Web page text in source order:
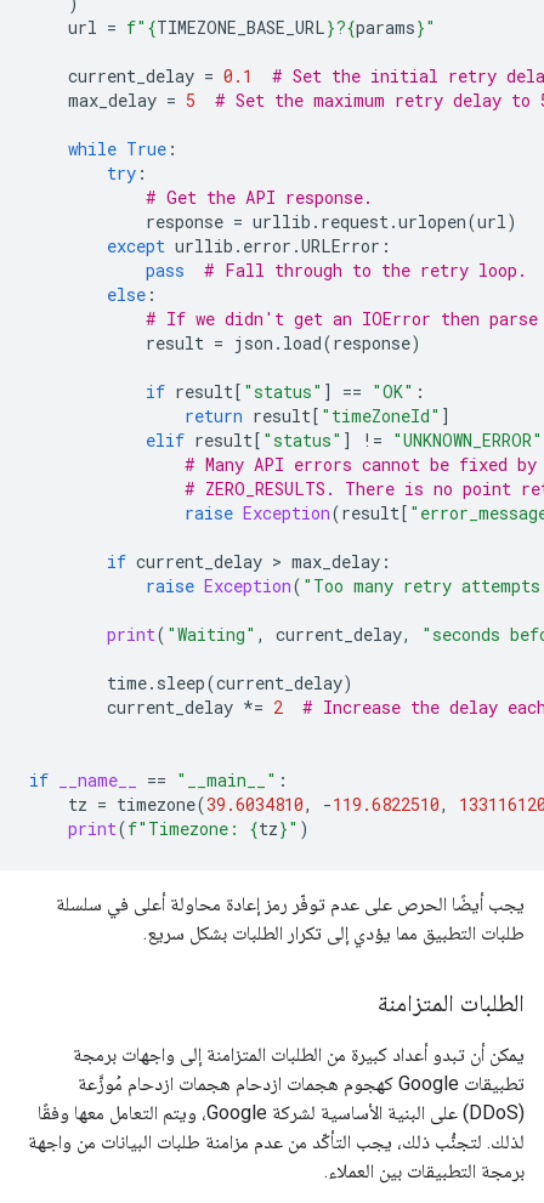
url = f" {TIMEZONE_BASE_URL}?{params}"
current_delay = 0.1
# Set the initial retry
max_delay = 5 # Set the maximum retry delay to
while True :
try :
# Get the API response.
response = urllib . request.urlopen(url)
except urllib . error .URLError :
pass
# Fall through to the retry loop.
else :
# If we didn't get an IOError then
result = json . load(response)
if result[ "status" ] == "OK" :
return result[ "timeZoneId" ]
elif result[ "status" ] != "UNKNOWN_ERROR"
# Many API errors cannot be fixed by
# ZERO_RESULTS. There is no point
raise Exception(result[
if current_delay > max_delay :
raise Exception( "Too many retry
print( "Waiting" , current_delay, "seconds
time. sleep(current_delay)
current_delay *= 2 # Increase the delay
if __name__ == "__main__" :
tz = timezone(39.6034810, -119.6822510,
print(f"Timezone: {tz}" )
يجب أيضًا الحرص على عدم توفّر رمز إعادة محاولة أعلى في سلسلة
طلبات التطبيق مما يؤدي إلى تكرار الطلبات بشكل سريع.
الطلبات المتزامنة
يمكن أن تبدو أعداد كبيرة من الطلبات المتزامنة إلى واجهات برمجة
تطبيقات Google كهجوم هجمات ازدحام هجمات ازدحام مُوزَّعة
(DDoS) على البنية الأساسية لشركة Google، ويتم التعامل معها وفقًا
لذلك. لتجنُّب ذلك، يجب التأكّد من عدم مزامنة طلبات البيانات من واجهة
برمجة التطبيقات بين العملاء.